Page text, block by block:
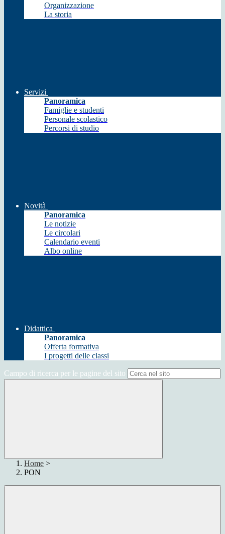
Organizzazione
La storia
Servizi
Panoramica
Famiglie e studenti
Personale scolastico
Percorsi di studio
Novità
Panoramica
Le notizie
Le circolari
Calendario eventi
Albo online
Didattica
Panoramica
Offerta formativa
I progetti delle classi
Campo di ricerca per le pagine del sito
Home >
PON